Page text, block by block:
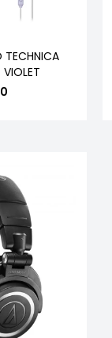
TECHNICA